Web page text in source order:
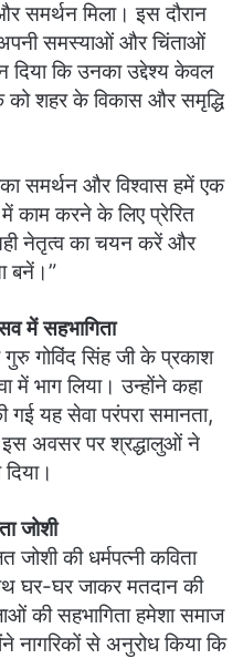
समर्थन मिला। इस दौरान
समस्याओं और चिंताओं
दिया कि उनका उद्देश्य केवल
को शहर के विकास और समृद्धि
समर्थन और विश्वास हमें एक
में काम करने के लिए प्रेरित
नेतृत्व का चयन करें और
बनें।”
में सहभागिता
गोविंद सिंह जी के प्रकाश
में भाग लिया। उन्होंने कहा
गई यह सेवा परंपरा समानता,
इस अवसर पर श्रद्धालुओं ने
जोशी
की धर्मपत्नी कविता
घर-घर जाकर मतदान की
की सहभागिता हमेशा समाज
नागरिकों से अनुरोध किया कि